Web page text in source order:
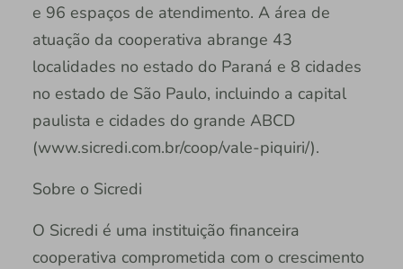
e 96 espaços de atendimento. A área de
atuação da cooperativa abrange 43
localidades no estado do Paraná e 8 cidades
no estado de São Paulo, incluindo a capital
paulista e cidades do grande ABCD
(www.sicredi.com.br/coop/vale-piquiri/).
Sobre o Sicredi
O Sicredi é uma instituição financeira
cooperativa comprometida com o crescimento